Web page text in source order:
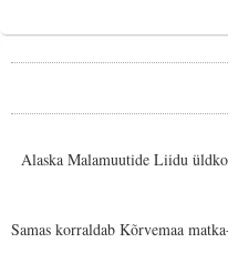
Alaska Malamuutide Liidu
Samas korraldab Kõrvemaa